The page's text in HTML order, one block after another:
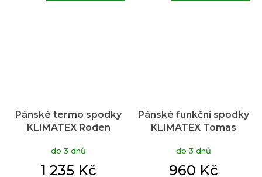
Pánské termo spodky
KLIMATEX Roden
do 3 dnů
1 235 Kč
Pánské funkční spodky
KLIMATEX Tomas
do 3 dnů
960 Kč